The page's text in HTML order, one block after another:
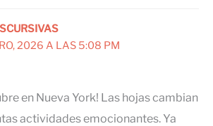
2026 A LAS 5:08 PM
en Nueva York! Las hojas cambian
actividades emocionantes. Ya